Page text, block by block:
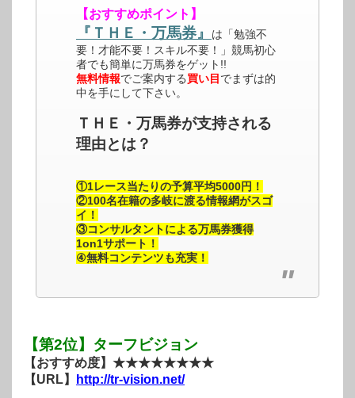
【おすすめポイント】
『ＴＨＥ・万馬券』
は「勉強不
要！才能不要！スキル不要！」競馬初心
者でも簡単に万馬券をゲット!!
無料情報でご案内する買い目 でまずは的
中を手にして下さい。
ＴＨＥ・万馬券が支持される
理由とは？
①1レース当たりの予算平均5000円！
②100名在籍の多岐に渡る情報網がスゴ
イ！
③コンサルタントによる万馬券獲得
1on1サポート！
④無料コンテンツも充実！
【第2位】ターフビジョン
【おすすめ度】★★★★★★★★
【URL】
http://tr-vision.net/